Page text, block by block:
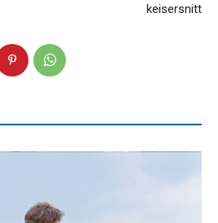
keisersnitt